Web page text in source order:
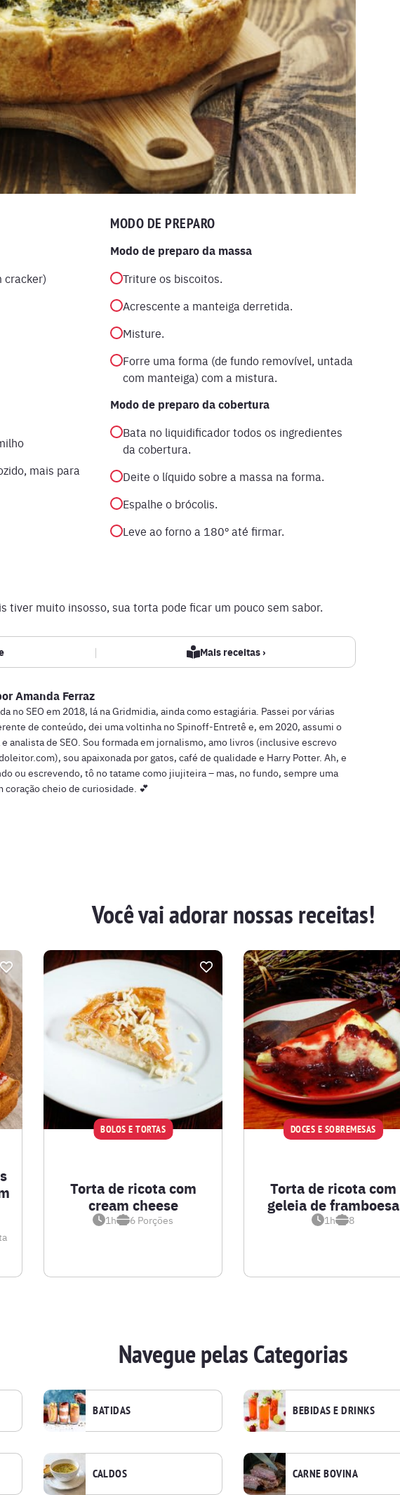
cracker)
mais para
MODO DE PREPARO
Modo de preparo da massa
Triture os biscoitos.
Acrescente a manteiga derretida.
Misture.
Forre uma forma (de fundo removível, untada
com manteiga) com a mistura.
Modo de preparo da cobertura
Bata no liquidificador todos os ingredientes
da cobertura.
Deite o líquido sobre a massa na forma.
Espalhe o brócolis.
Leve ao forno a 180º até firmar.
tiver muito insosso, sua torta pode ficar um pouco sem sabor.
| Mais receitas ›
Amanda Ferraz
no SEO em 2018, lá na Gridmidia, ainda como estagiária. Passei por várias
de conteúdo, dei uma voltinha no Spinoff-Entretê e, em 2020, assumi o
analista de SEO. Sou formada em jornalismo, amo livros (inclusive escrevo
sou apaixonada por gatos, café de qualidade e Harry Potter. Ah, e
ou escrevendo, tô no tatame como jiujiteira – mas, no fundo, sempre uma
coração cheio de curiosidade. 💕
Você vai adorar nossas receitas!
BOLOS E TORTAS
Torta de ricota com
cream cheese
1h 6 Porções
DOCES E SOBREMESAS
Torta de ricota com
geleia de framboesa
1h 8
Navegue pelas Categorias
BATIDAS BEBIDAS E DRINKS
CALDOS CARNE BOVINA